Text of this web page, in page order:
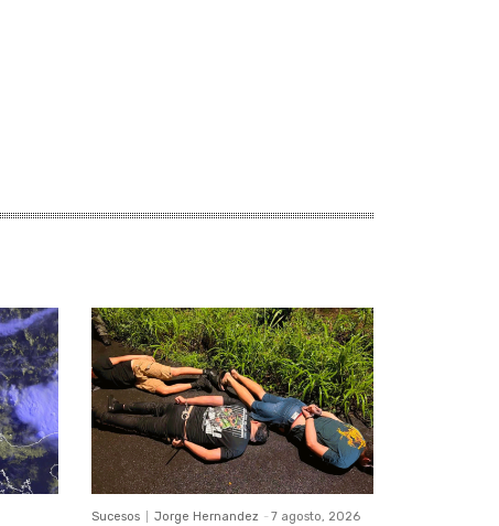
Sucesos Jorge Hernandez - 7 agosto, 2026